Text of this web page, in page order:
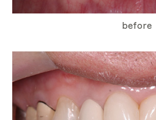
before